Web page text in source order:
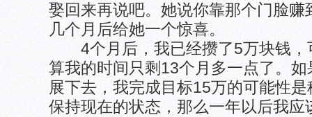
娶回来再说吧。她说你靠那个门脸赚
几个月后给她一个惊喜。
4个月后，我已经攒了5万块钱，
算我的时间只剩13个月多一点了。
展下去，我完成目标15万的可能性
保持现在的状态，那么一年以后我